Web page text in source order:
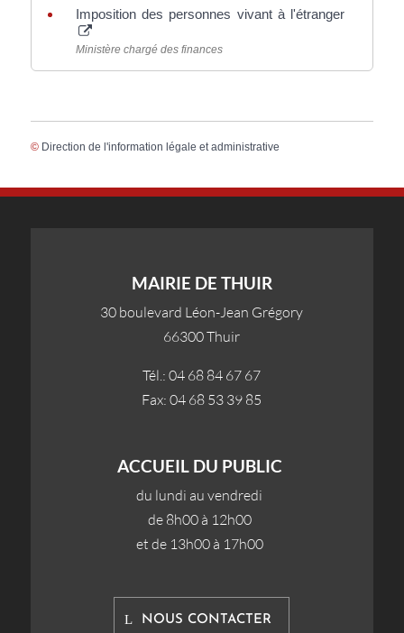
Imposition des personnes vivant à l'étranger
Ministère chargé des finances
© Direction de l'information légale et administrative
MAIRIE DE THUIR
30 boulevard Léon-Jean Grégory
66300 Thuir
Tél.: 04 68 84 67 67
Fax: 04 68 53 39 85
ACCUEIL DU PUBLIC
du lundi au vendredi
de 8h00 à 12h00
et de 13h00 à 17h00
NOUS CONTACTER